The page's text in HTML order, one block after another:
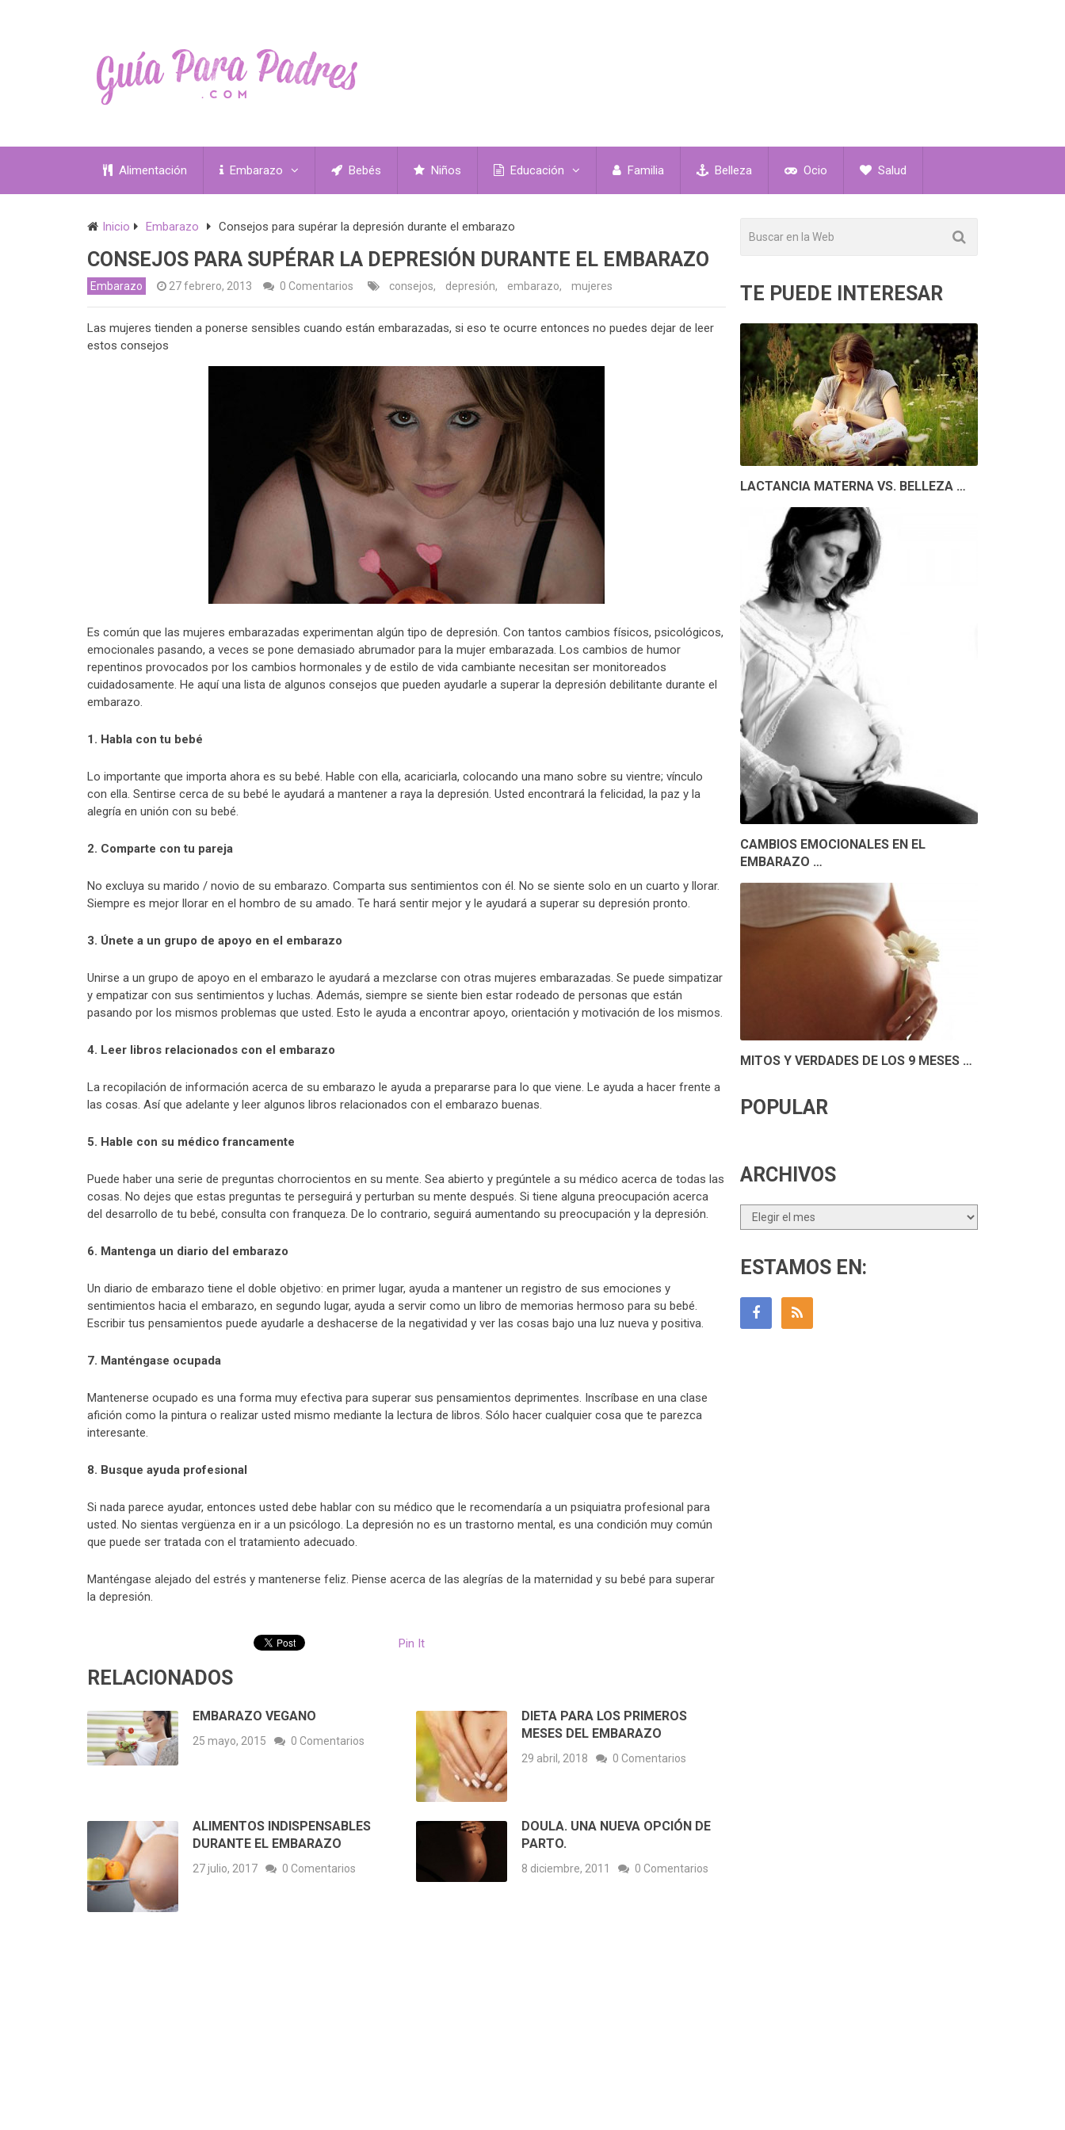
Alimentación Embarazo Bebés Niños Educación Familia Belleza Ocio Salud
Inicio Embarazo Consejos para supérar la depresión durante el embarazo
CONSEJOS PARA SUPÉRAR LA DEPRESIÓN DURANTE EL EMBARAZO
Embarazo 27 febrero, 2013 0 Comentarios consejos, depresión, embarazo, mujeres
Las mujeres tienden a ponerse sensibles cuando están embarazadas, si eso te ocurre entonces no puedes dejar de leer
estos consejos
Es común que las mujeres embarazadas experimentan algún tipo de depresión. Con tantos cambios físicos, psicológicos,
emocionales pasando, a veces se pone demasiado abrumador para la mujer embarazada. Los cambios de humor
repentinos provocados por los cambios hormonales y de estilo de vida cambiante necesitan ser monitoreados
cuidadosamente. He aquí una lista de algunos consejos que pueden ayudarle a superar la depresión debilitante durante el
embarazo.
1. Habla con tu bebé
Lo importante que importa ahora es su bebé. Hable con ella, acariciarla, colocando una mano sobre su vientre; vínculo
con ella. Sentirse cerca de su bebé le ayudará a mantener a raya la depresión. Usted encontrará la felicidad, la paz y la
alegría en unión con su bebé.
2. Comparte con tu pareja
No excluya su marido / novio de su embarazo. Comparta sus sentimientos con él. No se siente solo en un cuarto y llorar.
Siempre es mejor llorar en el hombro de su amado. Te hará sentir mejor y le ayudará a superar su depresión pronto.
3. Únete a un grupo de apoyo en el embarazo
Unirse a un grupo de apoyo en el embarazo le ayudará a mezclarse con otras mujeres embarazadas. Se puede simpatizar
y empatizar con sus sentimientos y luchas. Además, siempre se siente bien estar rodeado de personas que están
pasando por los mismos problemas que usted. Esto le ayuda a encontrar apoyo, orientación y motivación de los mismos.
4. Leer libros relacionados con el embarazo
La recopilación de información acerca de su embarazo le ayuda a prepararse para lo que viene. Le ayuda a hacer frente a
las cosas. Así que adelante y leer algunos libros relacionados con el embarazo buenas.
5. Hable con su médico francamente
Puede haber una serie de preguntas chorrocientos en su mente. Sea abierto y pregúntele a su médico acerca de todas las
cosas. No dejes que estas preguntas te perseguirá y perturban su mente después. Si tiene alguna preocupación acerca
del desarrollo de tu bebé, consulta con franqueza. De lo contrario, seguirá aumentando su preocupación y la depresión.
6. Mantenga un diario del embarazo
Un diario de embarazo tiene el doble objetivo: en primer lugar, ayuda a mantener un registro de sus emociones y
sentimientos hacia el embarazo, en segundo lugar, ayuda a servir como un libro de memorias hermoso para su bebé.
Escribir tus pensamientos puede ayudarle a deshacerse de la negatividad y ver las cosas bajo una luz nueva y positiva.
7. Manténgase ocupada
Mantenerse ocupado es una forma muy efectiva para superar sus pensamientos deprimentes. Inscríbase en una clase
afición como la pintura o realizar usted mismo mediante la lectura de libros. Sólo hacer cualquier cosa que te parezca
interesante.
8. Busque ayuda profesional
Si nada parece ayudar, entonces usted debe hablar con su médico que le recomendaría a un psiquiatra profesional para
usted. No sientas vergüenza en ir a un psicólogo. La depresión no es un trastorno mental, es una condición muy común
que puede ser tratada con el tratamiento adecuado.
Manténgase alejado del estrés y mantenerse feliz. Piense acerca de las alegrías de la maternidad y su bebé para superar
la depresión.
Pin It
RELACIONADOS
EMBARAZO VEGANO
25 mayo, 2015 0 Comentarios
DIETA PARA LOS PRIMEROS
MESES DEL EMBARAZO
29 abril, 2018 0 Comentarios
ALIMENTOS INDISPENSABLES
DURANTE EL EMBARAZO
27 julio, 2017 0 Comentarios
DOULA. UNA NUEVA OPCIÓN DE
PARTO.
8 diciembre, 2011 0 Comentarios
TE PUEDE INTERESAR
LACTANCIA MATERNA VS. BELLEZA …
CAMBIOS EMOCIONALES EN EL
EMBARAZO …
MITOS Y VERDADES DE LOS 9 MESES …
POPULAR
ARCHIVOS
Archivos
ESTAMOS EN: